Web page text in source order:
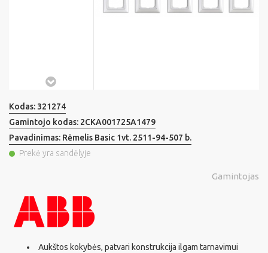
Kodas: 321274
Gamintojo kodas: 2CKA001725A1479
Pavadinimas: Rėmelis Basic 1vt. 2511-94-507 b.
Prekė yra sandėlyje
Gamintojas
Aukštos kokybės, patvari konstrukcija ilgam tarnavimui